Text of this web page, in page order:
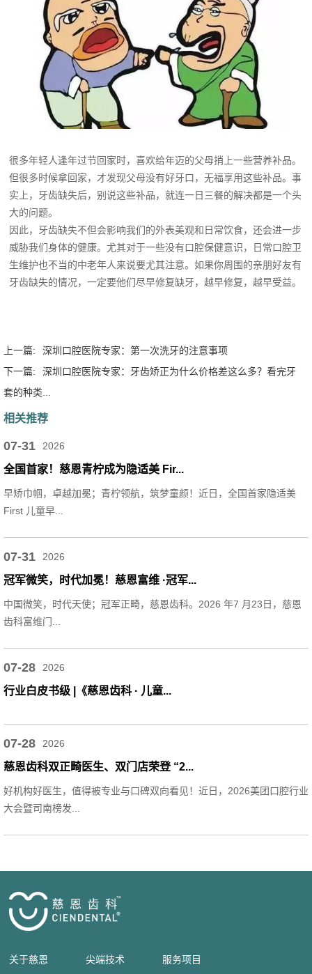
很多年轻人逢年过节回家时，喜欢给年迈的父母捎上一些营养补品。
但很多时候拿回家，才发现父母没有好牙口，无福享用这些补品。事
实上，牙齿缺失后，别说这些补品，就连一日三餐的解决都是一个头
大的问题。
因此，牙齿缺失不但会影响我们的外表美观和日常饮食，还会进一步
威胁我们身体的健康。尤其对于一些没有口腔保健意识，日常口腔卫
生维护也不当的中老年人来说要尤其注意。如果你周围的亲朋好友有
牙齿缺失的情况，一定要他们尽早修复缺牙，越早修复，越早受益。
上一篇:
深圳口腔医院专家：第一次洗牙的注意事项
下一篇:
深圳口腔医院专家：牙齿矫正为什么价格差这么多？看完牙
套的种类...
相关推荐
07-31 2026
全国首家！慈恩青柠成为隐适美 Fir...
早矫巾帼，卓越加冕；青柠领航，筑梦童颜！近日，全国首家隐适美
First 儿童早...
07-31 2026
冠军微笑，时代加冕！慈恩富维 ·冠军...
中国微笑，时代天使；冠军正畸，慈恩齿科。2026 年7 月23日，慈恩
齿科富维门...
07-28 2026
行业白皮书级 |《慈恩齿科 · 儿童...
07-28 2026
慈恩齿科双正畸医生、双门店荣登 “2...
好机构好医生，值得被专业与口碑双向看见！近日，2026美团口腔行业
大会暨司南榜发...
关于慈恩 尖端技术 服务项目